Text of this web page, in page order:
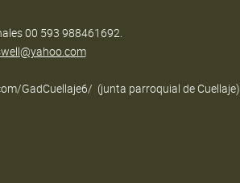
00 593 988461692.
parroquial de Cuellaje)